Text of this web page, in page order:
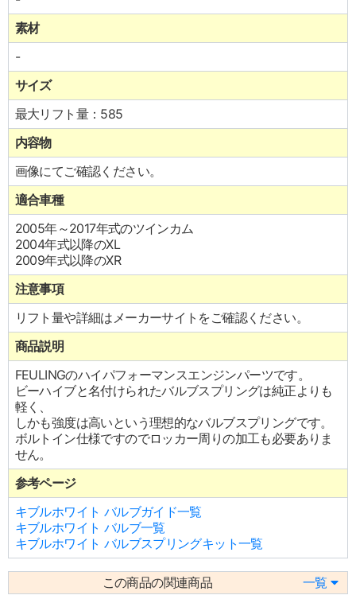
素材
-
サイズ
最大リフト量：585
内容物
画像にてご確認ください。
適合車種
2005年～2017年式のツインカム
2004年式以降のXL
2009年式以降のXR
注意事項
リフト量や詳細はメーカーサイトをご確認ください。
商品説明
FEULINGのハイパフォーマンスエンジンパーツです。
ビーハイブと名付けられたバルブスプリングは純正よりも
軽く、
しかも強度は高いという理想的なバルブスプリングです。
ボルトイン仕様ですのでロッカー周りの加工も必要ありま
せん。
参考ページ
キブルホワイト バルブガイド一覧
キブルホワイト バルブ一覧
キブルホワイト バルブスプリングキット一覧
この商品の関連商品 一覧